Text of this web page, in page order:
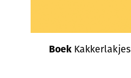
Boek Kakkerlakjes